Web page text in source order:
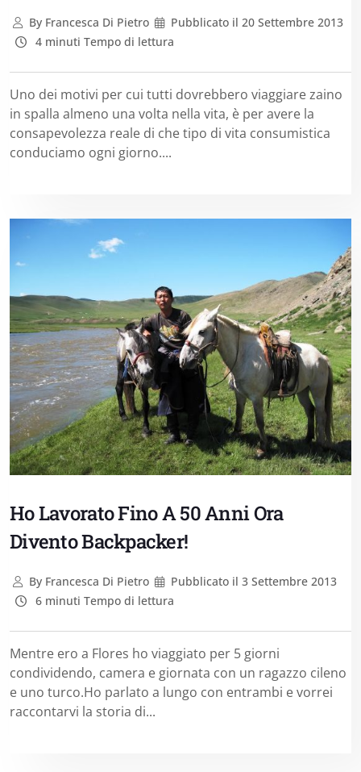
ByFrancesca Di Pietro Pubblicato il 20 Settembre 2013
4 minuti Tempo di lettura
Uno dei motivi per cui tutti dovrebbero viaggiare zaino
in spalla almeno una volta nella vita, è per avere la
consapevolezza reale di che tipo di vita consumistica
conduciamo ogni giorno....
Ho Lavorato Fino A 50 Anni Ora
Divento Backpacker!
ByFrancesca Di Pietro Pubblicato il 3 Settembre 2013
6 minuti Tempo di lettura
Mentre ero a Flores ho viaggiato per 5 giorni
condividendo, camera e giornata con un ragazzo cileno
e uno turco.Ho parlato a lungo con entrambi e vorrei
raccontarvi la storia di...